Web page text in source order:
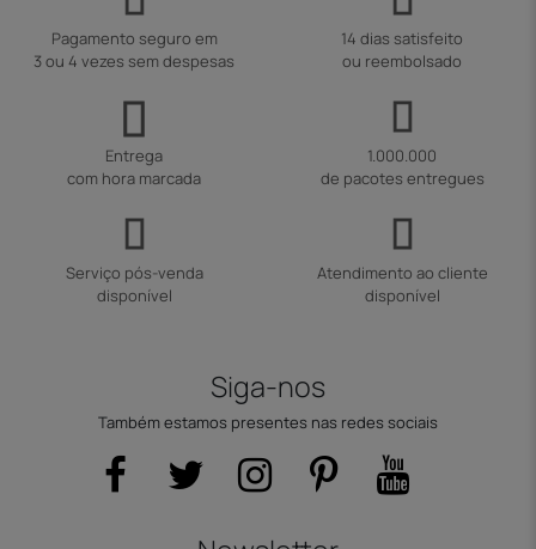
Pagamento seguro em
3 ou 4 vezes sem despesas
14 dias satisfeito
ou reembolsado
Entrega
com hora marcada
1.000.000
de pacotes entregues
Serviço pós-venda
disponível
Atendimento ao cliente
disponível
Siga-nos
Também estamos presentes nas redes sociais